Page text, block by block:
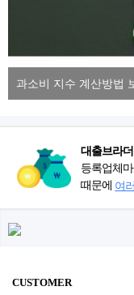
과소비 지수 계산방법
대출브라
등록업체
때문에 여
CUSTOMER